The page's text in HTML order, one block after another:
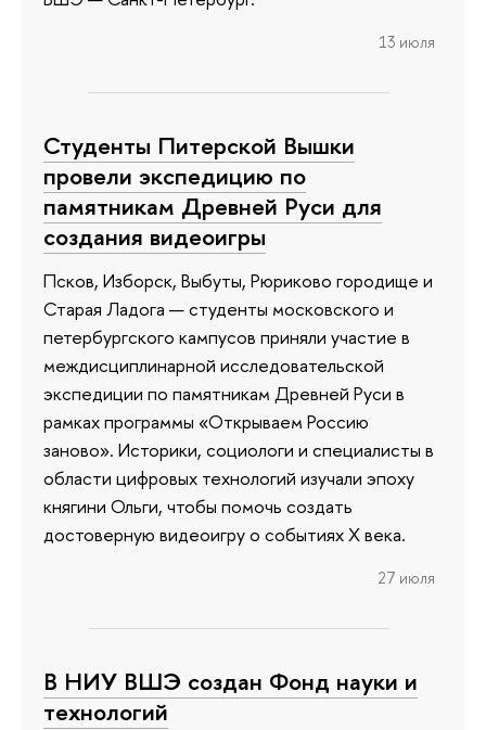
13 июля
Студенты Питерской Вышки
провели экспедицию по
памятникам Древней Руси для
создания видеоигры
Псков, Изборск, Выбуты, Рюриково городище и
Старая Ладога — студенты московского и
петербургского кампусов приняли участие в
междисциплинарной исследовательской
экспедиции по памятникам Древней Руси в
рамках программы «Открываем Россию
заново». Историки, социологи и специалисты в
области цифровых технологий изучали эпоху
княгини Ольги, чтобы помочь создать
достоверную видеоигру о событиях X века.
27 июля
В НИУ ВШЭ создан Фонд науки и
технологий